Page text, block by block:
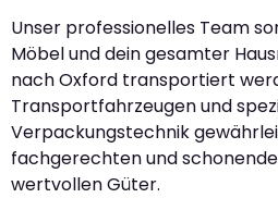
Unser professionelles Team
Möbel und dein gesamter
nach Oxford transportiert
Transportfahrzeugen und
Verpackungstechnik
fachgerechten und
wertvollen Güter.